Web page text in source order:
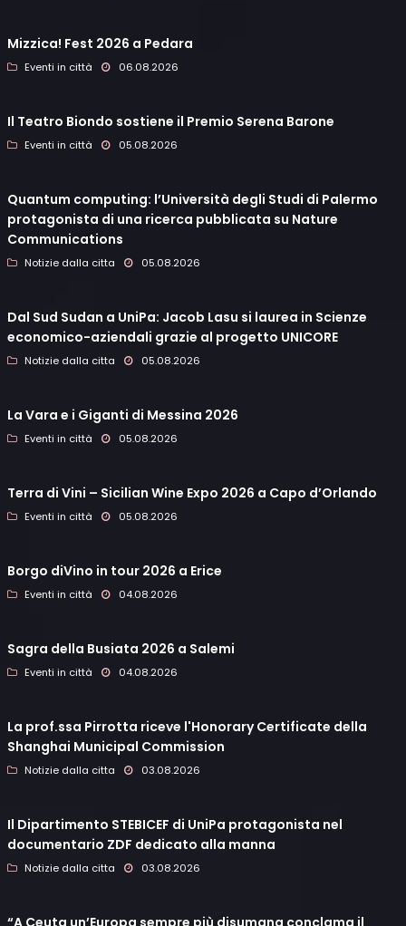
Mizzica! Fest 2026 a Pedara
Eventi in città 06.08.2026
Il Teatro Biondo sostiene il Premio Serena Barone
Eventi in città 05.08.2026
Quantum computing: l’Università degli Studi di Palermo
protagonista di una ricerca pubblicata su Nature
Communications
Notizie dalla citta 05.08.2026
Dal Sud Sudan a UniPa: Jacob Lasu si laurea in Scienze
economico-aziendali grazie al progetto UNICORE
Notizie dalla citta 05.08.2026
La Vara e i Giganti di Messina 2026
Eventi in città 05.08.2026
Terra di Vini – Sicilian Wine Expo 2026 a Capo d’Orlando
Eventi in città 05.08.2026
Borgo diVino in tour 2026 a Erice
Eventi in città 04.08.2026
Sagra della Busiata 2026 a Salemi
Eventi in città 04.08.2026
La prof.ssa Pirrotta riceve l'Honorary Certificate della
Shanghai Municipal Commission
Notizie dalla citta 03.08.2026
Il Dipartimento STEBICEF di UniPa protagonista nel
documentario ZDF dedicato alla manna
Notizie dalla citta 03.08.2026